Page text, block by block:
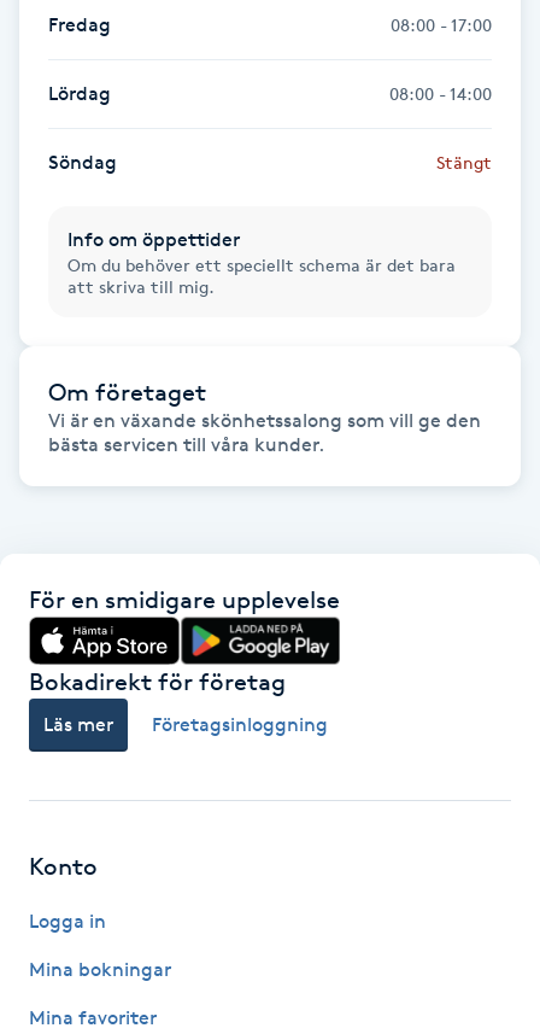
Herrklippning
HIFU
Hollywood Peel
Hot Stone Massage
Hudföryngring
Huduppstramning
Hudvård
Hårborttagning
Fredag 08:00 - 17:00
Lördag 08:00 - 14:00
Söndag Stängt
Info om öppettider
Om du behöver ett speciellt schema är det bara
att skriva till mig.
Om företaget
Vi är en växande skönhetssalong som vill ge den
bästa servicen till våra kunder.
För en smidigare upplevelse
Bokadirekt för företag
Läs mer Företagsinloggning
Konto
Logga in
Mina bokningar
Mina favoriter